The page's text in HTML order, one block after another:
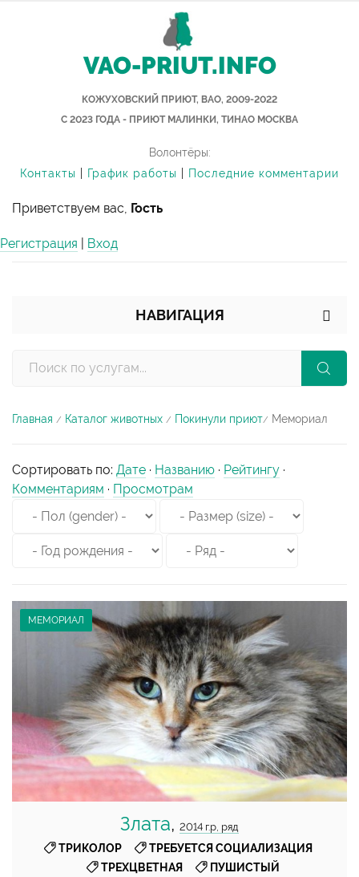
VAO-PRIUT.INFO
КОЖУХОВСКИЙ ПРИЮТ, ВАО, 2009-2022
С 2023 ГОДА - ПРИЮТ МАЛИНКИ, ТИНАО МОСКВА
Волонтёры:
Контакты
График работы Последние комментарии
Приветствуем вас, Гость
Регистрация Вход
НАВИГАЦИЯ
Главная / Каталог животных / Покинули приют/ Мемориал
Сортировать по: Дате · Названию · Рейтингу ·
Комментариям · Просмотрам
МЕМОРИАЛ
Злата, 2014 г.р, ряд
ТРИКОЛОР, ТРЕБУЕТСЯ СОЦИАЛИЗАЦИЯ,
ТРЕХЦВЕТНАЯ, ПУШИСТЫЙ